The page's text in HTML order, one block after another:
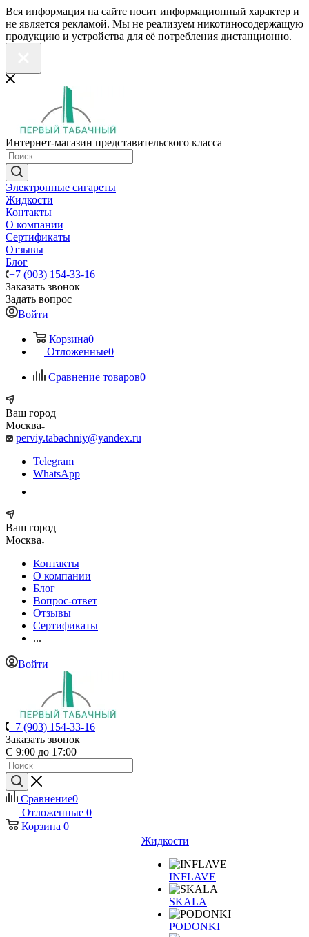
Вся информация на сайте носит информационный характер и
не является рекламой. Мы не реализуем никотиносодержащую
продукцию и устройства для её потребления дистанционно.
Интернет-магазин представительского класса
Электронные сигареты
Жидкости
Контакты
О компании
Сертификаты
Отзывы
Блог
+7 (903) 154-33-16
Заказать звонок
Задать вопрос
Войти
Корзина0
Отложенные0
Сравнение товаров0
Ваш город
Москва
perviy.tabachniy@yandex.ru
Telegram
WhatsApp
Ваш город
Москва
Контакты
О компании
Блог
Вопрос-ответ
Отзывы
Сертификаты
...
Войти
+7 (903) 154-33-16
Заказать звонок
С 9:00 до 17:00
Сравнение0
Отложенные 0
Корзина 0
Жидкости
INFLAVE
SKALA
PODONKI